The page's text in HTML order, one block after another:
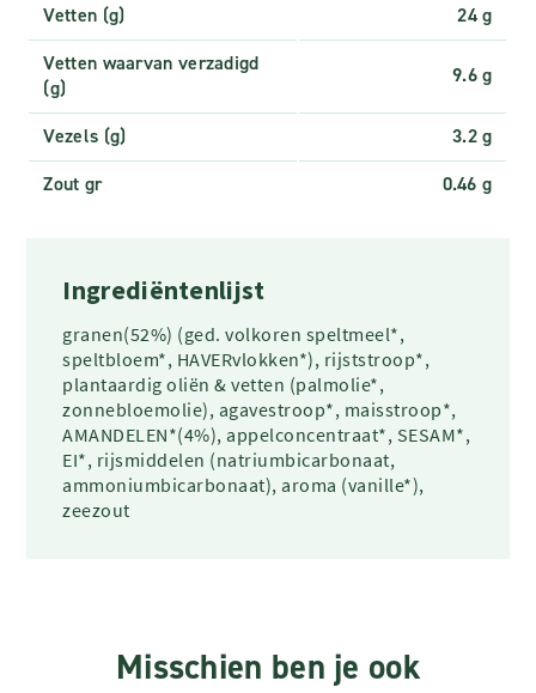
Vetten (g)
24 g
Vetten waarvan verzadigd
(g)
9.6 g
Vezels (g)
3.2 g
Zout gr
0.46 g
Ingrediëntenlijst
granen(52%) (ged. volkoren speltmeel*,
speltbloem*, HAVERvlokken*), rijststroop*,
plantaardig oliën & vetten (palmolie*,
zonnebloemolie), agavestroop*, maisstroop*,
AMANDELEN*(4%), appelconcentraat*, SESAM*,
EI*, rijsmiddelen (natriumbicarbonaat,
ammoniumbicarbonaat), aroma (vanille*),
zeezout
Misschien ben je ook